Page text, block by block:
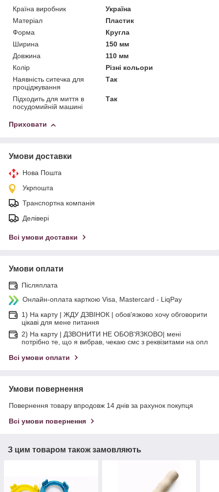
Країна виробник
Україна
Матеріал
Пластик
Форма
Кругла
Ширина
150 мм
Довжина
110 мм
Колір
Різні кольори
Наявність ситечка для
проціджування
Так
Підходить для миття в
посудомийній машині
Так
Приховати
Умови доставки
Нова Пошта
Укрпошта
Транспортна компанія
Делівері
Всі умови доставки
Умови оплати
Післяплата
Онлайн-оплата карткою Visa, Mastercard - LiqPay
1) На карту | ЖДУ ДЗВІНОК | обов'язково хочу обговорити
цікаві для мене питання
2) На карту | ДЗВОНИТИ НЕ ОБОВ'ЯЗКОВО| мені
потрібно те, що я вибрав, чекаю смс з реквізитами на опл
Всі умови оплати
Умови повернення
Повернення товару впродовж 14 днів за рахунок покупця
Всі умови повернення
З цим товаром також замовляють